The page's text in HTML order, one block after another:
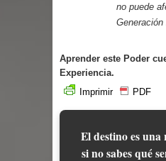
no puede
Generación
Aprender este Poder
Experiencia.
Imprimir
PDF
El destino es
si no sabes qué